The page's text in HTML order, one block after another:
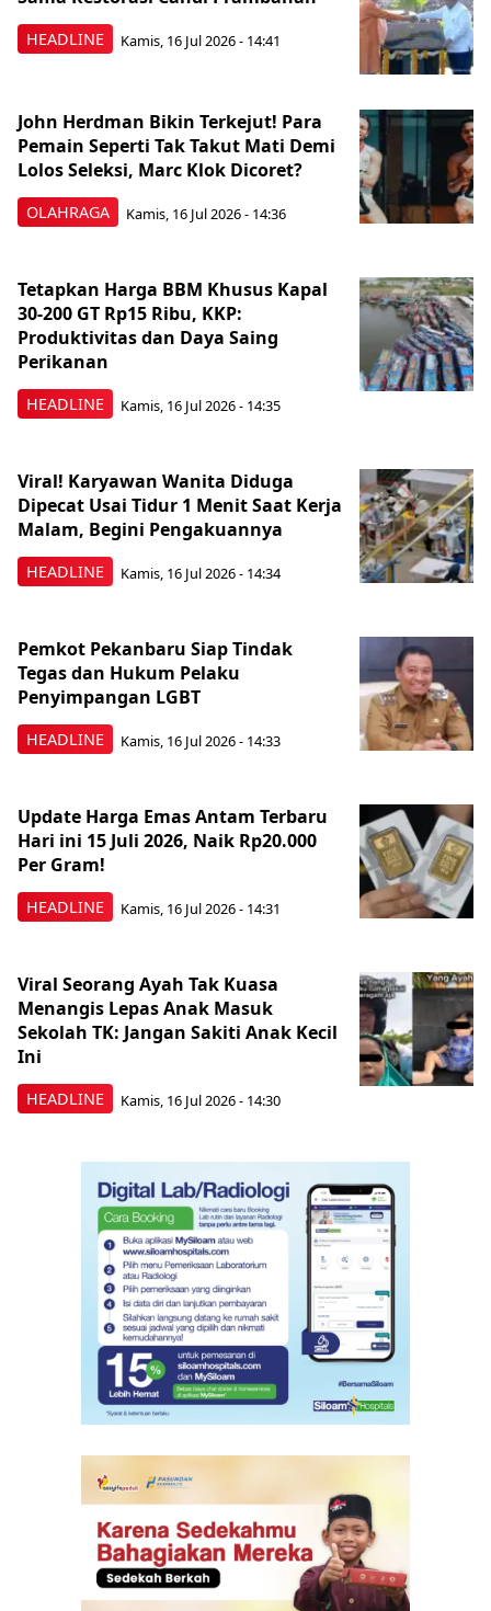
HEADLINE Kamis, 16 Jul 2026 - 14:41
OLAHRAGA
John Herdman Bikin Terkejut! Para
Pemain Seperti Tak Takut Mati Demi
Lolos Seleksi, Marc Klok Dicoret?
Kamis, 16 Jul 2026 - 14:36
HEADLINE
Tetapkan Harga BBM Khusus Kapal
30-200 GT Rp15 Ribu, KKP:
Produktivitas dan Daya Saing
Perikanan
Kamis, 16 Jul 2026 - 14:35
HEADLINE
Viral! Karyawan Wanita Diduga
Dipecat Usai Tidur 1 Menit Saat Kerja
Malam, Begini Pengakuannya
Kamis, 16 Jul 2026 - 14:34
HEADLINE
Pemkot Pekanbaru Siap Tindak
Tegas dan Hukum Pelaku
Penyimpangan LGBT
Kamis, 16 Jul 2026 - 14:33
HEADLINE
Update Harga Emas Antam Terbaru
Hari ini 15 Juli 2026, Naik Rp20.000
Per Gram!
Kamis, 16 Jul 2026 - 14:31
HEADLINE
Viral Seorang Ayah Tak Kuasa
Menangis Lepas Anak Masuk
Sekolah TK: Jangan Sakiti Anak Kecil
Ini
Kamis, 16 Jul 2026 - 14:30